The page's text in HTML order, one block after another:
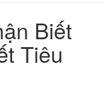
Biết
Tiêu